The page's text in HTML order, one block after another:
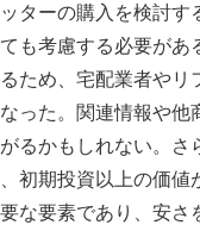
ターの購入を検討
も考慮する必要が
ため、宅配業者や
った。関連情報や
るかもしれない。
初期投資以上の価
な要素であり、安